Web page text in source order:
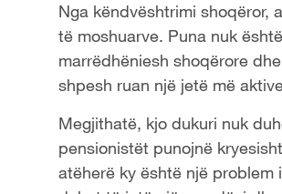
Nga këndvështrimi shoqëror,
të moshuarve. Puna nuk
marrëdhëniesh shoqërore
shpesh ruan një jetë më
Megjithatë, kjo dukuri nuk
pensionistët punojnë
atëherë ky është një